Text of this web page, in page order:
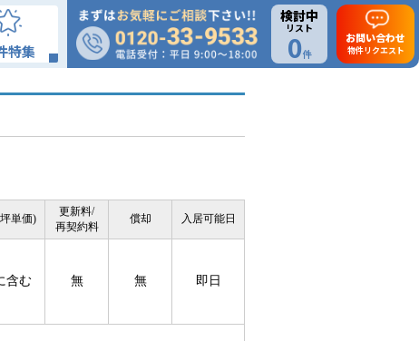
特集
検討中
リスト
0件
お問い合わせ
物件リクエスト
単価)
更新料/
再契約料
償却 入居可能日
含む 無 無 即日